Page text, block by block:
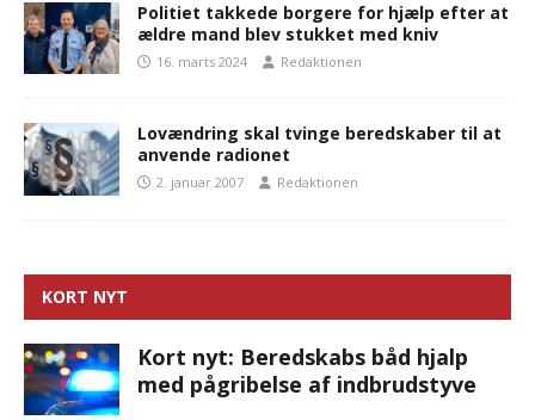
Politiet takkede borgere for hjælp efter at
ældre mand blev stukket med kniv
16. marts 2024 Redaktionen
Lovændring skal tvinge beredskaber til at
anvende radionet
2. januar 2007 Redaktionen
KORT NYT
Kort nyt: Beredskabs båd hjalp
med pågribelse af indbrudstyve